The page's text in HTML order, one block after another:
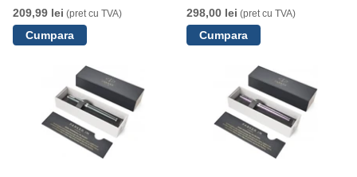
209,99 lei (pret cu TVA)
298,00 lei (pret cu TVA)